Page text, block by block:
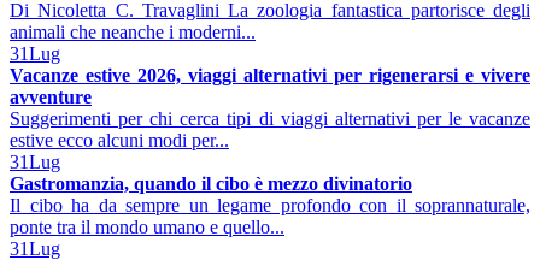
Di Nicoletta C. Travaglini La zoologia fantastica partorisce degli
animali che neanche i moderni...
31Lug
Vacanze estive 2026, viaggi alternativi per rigenerarsi e vivere
avventure
Suggerimenti per chi cerca tipi di viaggi alternativi per le vacanze
estive ecco alcuni modi per...
31Lug
Gastromanzia, quando il cibo è mezzo divinatorio
Il cibo ha da sempre un legame profondo con il soprannaturale,
ponte tra il mondo umano e quello...
31Lug